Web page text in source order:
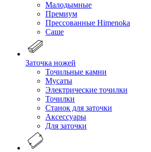
Малодымные
Премиум
Прессованные Himenoka
Саше
Заточка ножей
Точильные камни
Мусаты
Электрические точилки
Точилки
Станок для заточки
Аксессуары
Для заточки